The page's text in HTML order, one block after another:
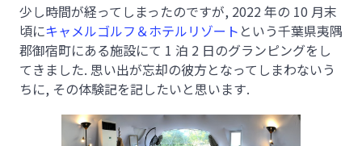
少し時間が経ってしまったのですが, 2022 年の 10 月末
頃にキャメルゴルフ＆ホテルリゾート という千葉県夷隅
郡御宿町にある施設にて 1 泊 2 日のグランピングをし
てきました. 思い出が忘却の彼方となってしまわないう
ちに, その体験記を記したいと思います.